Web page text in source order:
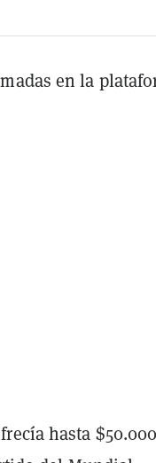
en la
hasta